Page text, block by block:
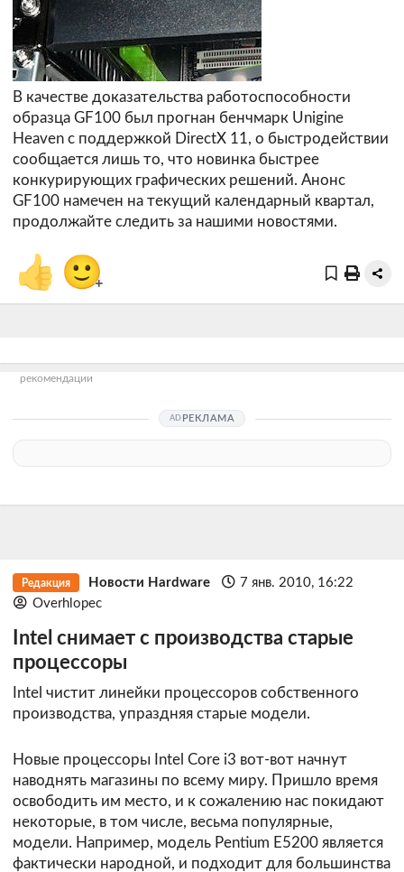
В качестве доказательства работоспособности
образца GF100 был прогнан бенчмарк Unigine
Heaven с поддержкой DirectX 11, о быстродействии
сообщается лишь то, что новинка быстрее
конкурирующих графических решений. Анонс
GF100 намечен на текущий календарный квартал,
продолжайте следить за нашими новостями.
👍 🙂+
рекомендации
РЕКЛАМА
Редакция Новости Hardware
7 янв. 2010, 16:22
Overhlopec
Intel снимает с производства старые
процессоры
Intel чистит линейки процессоров собственного
производства, упраздняя старые модели.
Новые процессоры Intel Core i3 вот-вот начнут
наводнять магазины по всему миру. Пришло время
освободить им место, и к сожалению нас покидают
некоторые, в том числе, весьма популярные,
модели. Например, модель Pentium E5200 является
фактически народной, и подходит для большинства